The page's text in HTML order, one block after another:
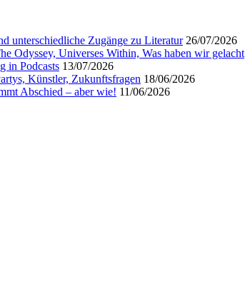
unterschiedliche Zugänge zu Literatur 26/07/2026
Odyssey, Universes Within, Was haben wir gelacht
in Podcasts 13/07/2026
Künstler, Zukunftsfragen 18/06/2026
Abschied – aber wie! 11/06/2026